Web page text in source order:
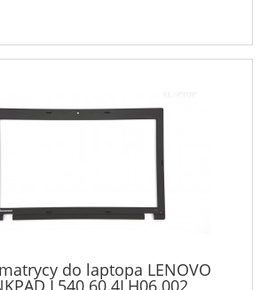
do laptopa LENOVO